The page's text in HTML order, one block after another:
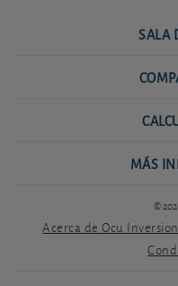
SALA
MÁS
©
Acerca de Ocu